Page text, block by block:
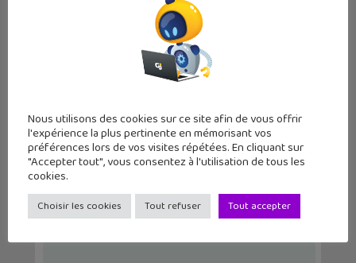
Robot programmable : prends en
main Eliobot !
Nous utilisons des cookies sur ce site afin de vous offrir
l'expérience la plus pertinente en mémorisant vos
préférences lors de vos visites répétées. En cliquant sur
"Accepter tout", vous consentez à l'utilisation de tous les
cookies.
Choisir les cookies Tout refuser Tout accepter